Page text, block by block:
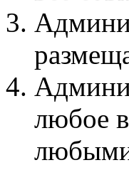
любое
любыми